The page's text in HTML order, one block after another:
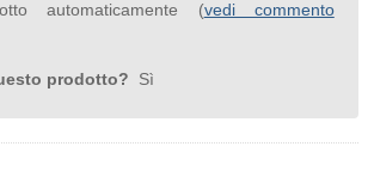
automaticamente (vedi commento
prodotto? Sì